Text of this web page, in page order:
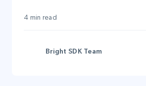
trouver des moyens créatifs de générer
4 min read
Bright SDK Team